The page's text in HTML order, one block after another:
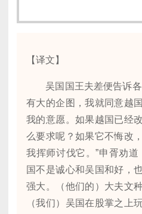
【译文】
吴国国王夫差便告诉各
有大的企图，我就同意越
我的意愿。如果越国已经
么要求呢？如果它不悔改
我挥师讨伐它。”申胥劝
国不是诚心和吴国和好，
强大。（他们的）大夫文
（我们）吴国在股掌之上